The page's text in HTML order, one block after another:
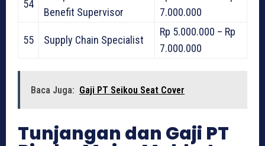
54
Benefit Supervisor
7.000.000
55 Supply Chain Specialist
Rp 5.000.000 – Rp
7.000.000
Baca Juga: Gaji PT Seikou Seat Cover
Tunjangan dan Gaji PT